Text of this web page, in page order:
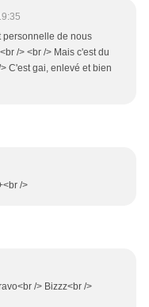
personnelle de nous
/> <br /> Mais c'est du
C'est gai, enlevé et bien
/>
/> Bizzz<br />